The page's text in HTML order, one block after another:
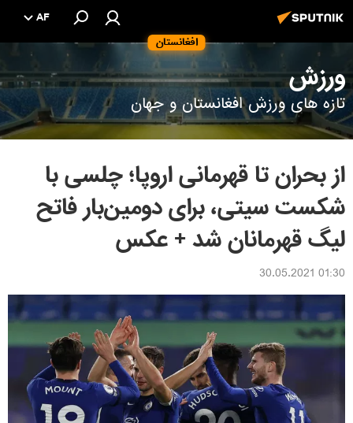
افغانستان
AF
ورزش
تازه های ورزش افغانستان و جهان
از بحران تا قهرمانی اروپا؛ چلسی با
شکست سیتی، برای دومین‌بار فاتح
لیگ قهرمانان شد + عکس
01:30 30.05.2021